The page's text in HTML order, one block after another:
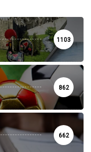
1103
862
662